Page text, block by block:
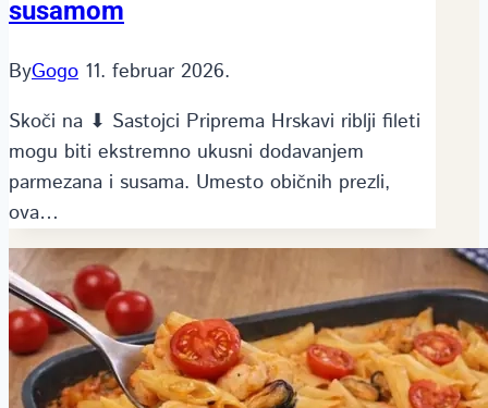
susamom
ByGogo 11. februar 2026.
Skoči na ⬇ Sastojci Priprema Hrskavi riblji fileti
mogu biti ekstremno ukusni dodavanjem
parmezana i susama. Umesto običnih prezli,
ova…